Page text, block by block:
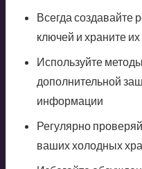
Всегда создавайте
ключей и храните
Используйте
дополнительной
информации
Регулярно
ваших холодных